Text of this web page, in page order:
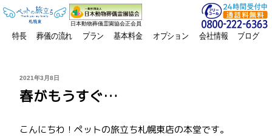
日本動物葬儀霊園協会正会員
特長 葬儀の流れ プラン 基本料金 オプション 会社情報 ブログ
投
日:
2021年3月8日
春がもうすぐ…
こんにちわ！ペットの旅立ち札幌東店の本堂です。